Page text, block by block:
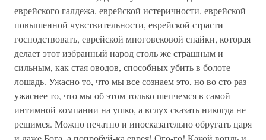
еврейского галдежа, еврейской истеричности, еврейской
повышенной чувствительности, еврейской страсти
господствовать, еврейской многовековой спайки, которая
делает этот избранный народ столь же страшным и
сильным, как стая оводов, способных убить в болоте
лошадь. Ужасно то, что мы все сознаем это, но во сто раз
ужаснее то, что мы об этом только шепчемся в самой
интимной компании на ушко, а вслух сказать никогда не
решимся. Можно печатно и иносказательно обругать царя